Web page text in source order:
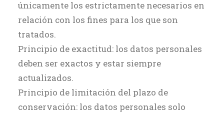
únicamente los estrictamente necesarios en
relación con los fines para los que son
tratados.
Principio de exactitud: los datos personales
deben ser exactos y estar siempre
actualizados.
Principio de limitación del plazo de
conservación: los datos personales solo